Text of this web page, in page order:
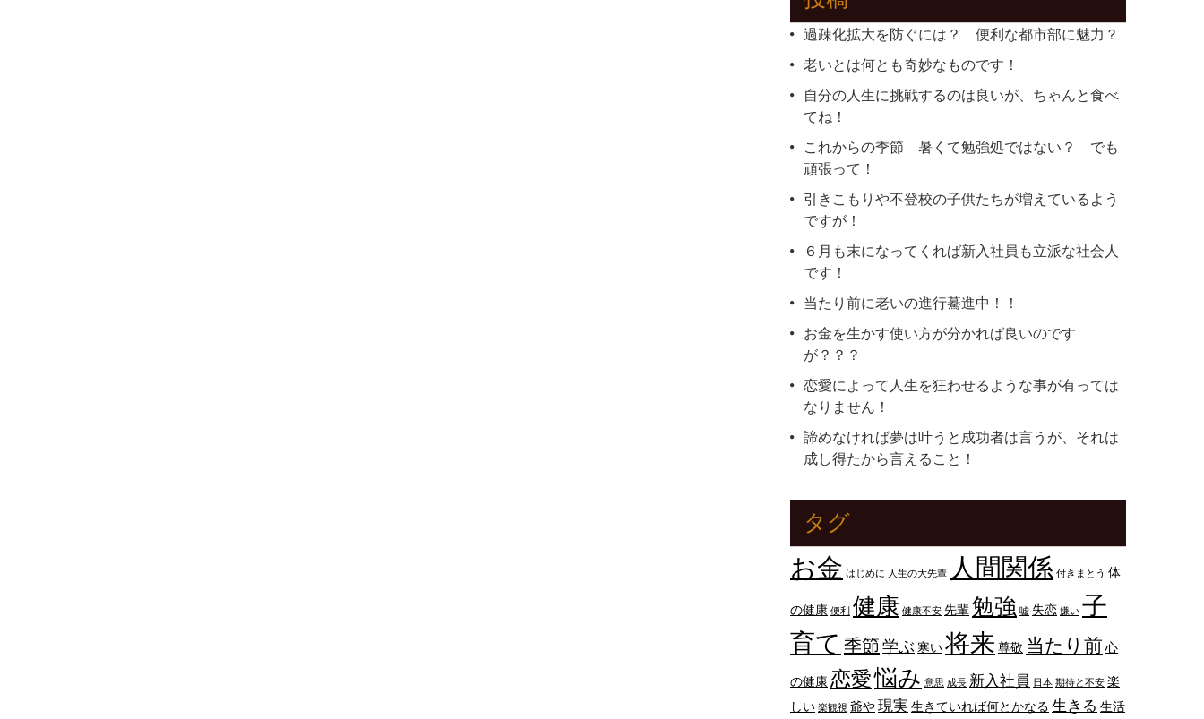
過疎化拡大を防ぐには？ 便利な都市部に魅力？
老いとは何とも奇妙なものです！
自分の人生に挑戦するのは良いが、ちゃんと食べ
てね！
これからの季節 暑くて勉強処ではない？ でも
頑張って！
引きこもりや不登校の子供たちが増えているよう
ですが！
６月も末になってくれば新入社員も立派な社会人
です！
当たり前に老いの進行驀進中！！
お金を生かす使い方が分かれば良いのです
が？？？
恋愛によって人生を狂わせるような事が有っては
なりません！
諦めなければ夢は叶うと成功者は言うが、それは
成し得たから言えること！
タグ
お金 はじめに 人生の大先輩 人間関係 付きまとう 体
の健康 便利 健康 健康不安 先輩勉強 嘘 失恋 嫌い 子
育て 季節学ぶ 寒い将来 尊敬 当たり前 心
の健康恋愛悩み 意思 成長 新入社員 日本 期待と不安 楽
しい 楽観視 爺や現実 生きていれば何とかなる 生きる 生活